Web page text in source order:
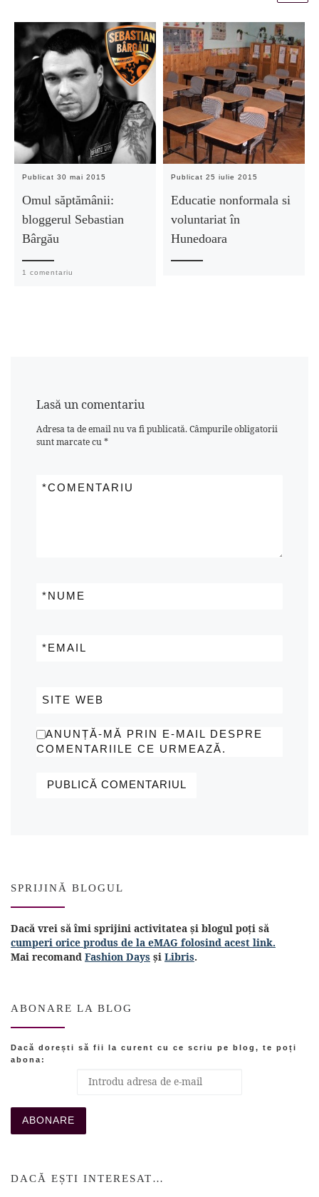
Publicat30 mai 2015
Omul săptămânii:
bloggerul Sebastian
Bârgău
1 comentariu
Publicat25 iulie 2015
Educatie nonformala si
voluntariat în
Hunedoara
Lasă un comentariu
Adresa ta de email nu va fi publicată.Câmpurile obligatorii
sunt marcate cu*
COMENTARIU
*
NUME
*
EMAIL
*
SITE WEB
ANUNȚĂ-MĂ PRIN E-MAIL DESPRE
COMENTARIILE CE URMEAZĂ.
SPRIJINĂ BLOGUL
Dacă vrei să îmi sprijini activitatea și blogul poți să
cumperi orice produs de la eMAG folosind acest link.
Mai recomand Fashion Days și Libris.
ABONARE LA BLOG
Dacă dorești să fii la curent cu ce scriu pe blog, te poți
abona:
DACĂ EȘTI INTERESAT…